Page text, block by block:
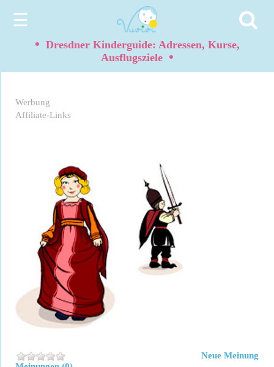
☰
• Dresdner Kinderguide: Adressen, Kurse,
Ausflugsziele •
Werbung
Affiliate-Links
Neue Meinung